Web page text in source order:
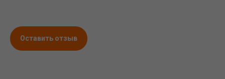
Оставить отзыв